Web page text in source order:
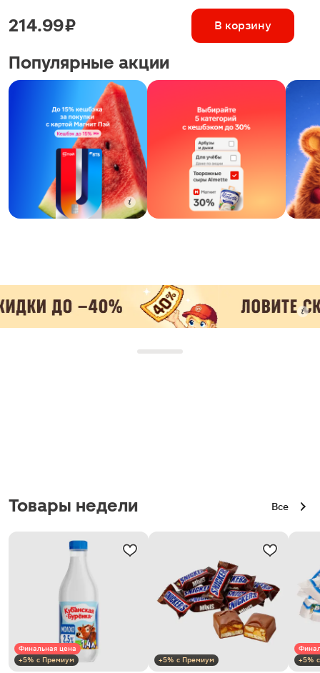
214.99 ₽ В корзину
Популярные акции
Товары недели Все
Финальная цена
+5% с Премиум
+5% с Премиум
+5%